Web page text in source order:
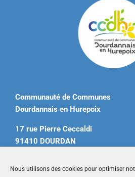
Nous utilisons des cookies pour optimiser
Communauté de Communes
Dourdannais en Hurepoix
17 rue Pierre Ceccaldi
91410 DOURDAN
contact@ccdourdannais.com